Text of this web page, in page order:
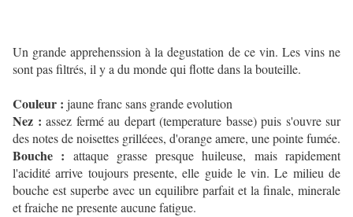
Un grande apprehenssion à la degustation de ce vin. Les vins ne
sont pas filtrés, il y a du monde qui flotte dans la bouteille.
Couleur : jaune franc sans grande evolution
Nez : assez fermé au depart (temperature basse) puis s'ouvre sur
des notes de noisettes grilléees, d'orange amere, une pointe fumée.
Bouche : attaque grasse presque huileuse, mais rapidement
l'acidité arrive toujours presente, elle guide le vin. Le milieu de
bouche est superbe avec un equilibre parfait et la finale, minerale
et fraiche ne presente aucune fatigue.